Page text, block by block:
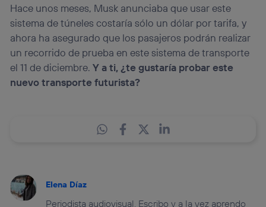
Hace unos meses, Musk anunciaba que usar este
sistema de túneles costaría sólo un dólar por tarifa, y
ahora ha asegurado que los pasajeros podrán realizar
un recorrido de prueba en este sistema de transporte
el 11 de diciembre.Y a ti, ¿te gustaría probar este
nuevo transporte futurista?
Elena Díaz
Periodista audiovisual. Escribo y a la vez aprendo